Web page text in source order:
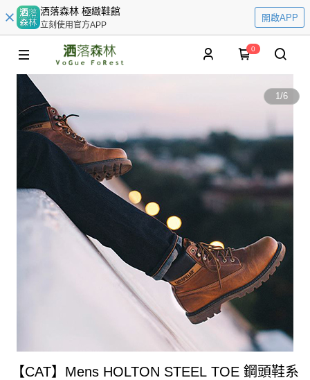
洒落森林 極緻鞋館
立刻使用官方APP
開啟APP
0
1/6
【CAT】Mens HOLTON STEEL TOE 鋼頭鞋系